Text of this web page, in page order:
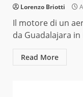
Lorenzo Briotti
Il motore di un
da Guadalajara
Read More